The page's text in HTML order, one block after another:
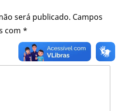
será publicado. Campos
com *